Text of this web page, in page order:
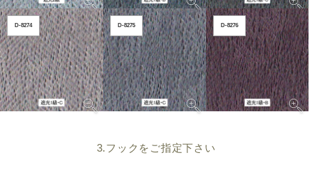
D-8274 D-8275 D-8276
3.フックをご指定下さい